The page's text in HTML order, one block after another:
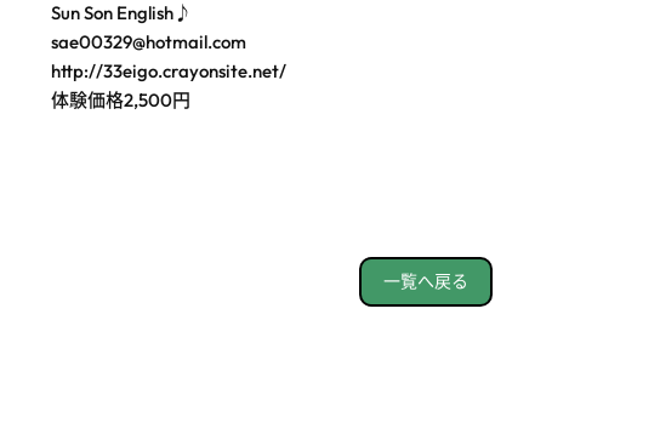
Sun Son English♪
sae00329@hotmail.com
http://33eigo.crayonsite.net/
体験価格2,500円
一覧へ戻る